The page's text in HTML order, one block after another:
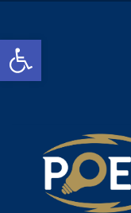
Відкрити Панель